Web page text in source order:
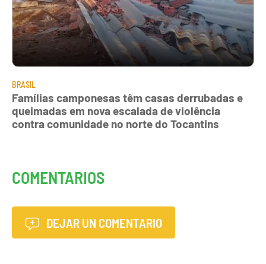
BRASIL
Famílias camponesas têm casas derrubadas e
queimadas em nova escalada de violência
contra comunidade no norte do Tocantins
COMENTARIOS
DEJAR UN COMENTARIO